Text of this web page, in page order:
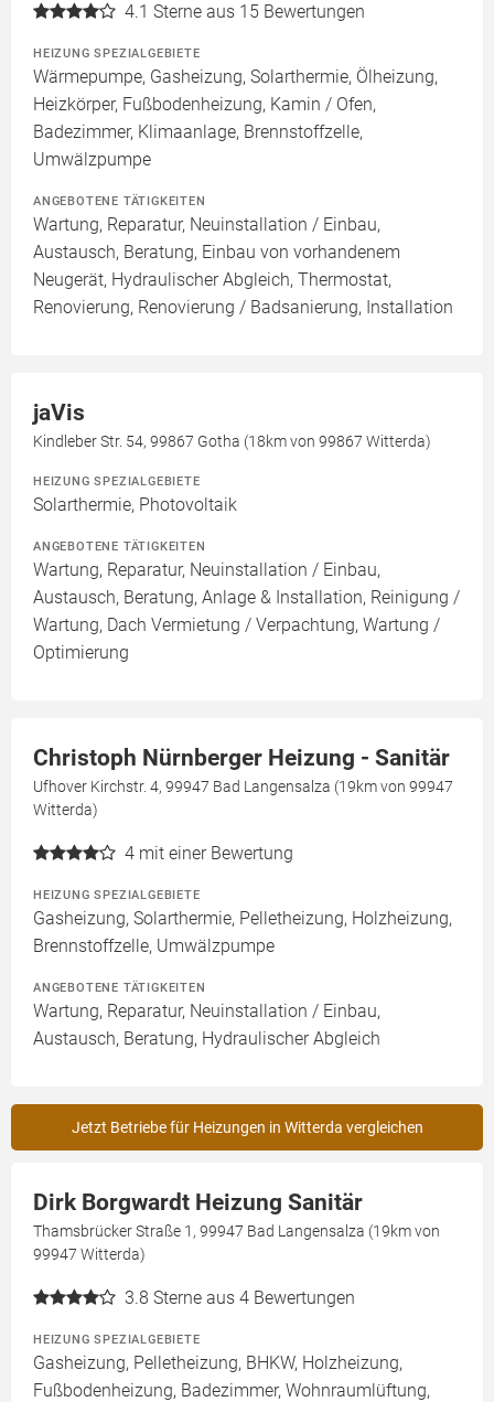
4.1 Sterne aus 15 Bewertungen
HEIZUNG SPEZIALGEBIETE
Wärmepumpe, Gasheizung, Solarthermie, Ölheizung,
Heizkörper, Fußbodenheizung, Kamin / Ofen,
Badezimmer, Klimaanlage, Brennstoffzelle,
Umwälzpumpe
ANGEBOTENE TÄTIGKEITEN
Wartung, Reparatur, Neuinstallation / Einbau,
Austausch, Beratung, Einbau von vorhandenem
Neugerät, Hydraulischer Abgleich, Thermostat,
Renovierung, Renovierung / Badsanierung, Installation
jaVis
Kindleber Str. 54, 99867 Gotha (18km von 99867 Witterda)
HEIZUNG SPEZIALGEBIETE
Solarthermie, Photovoltaik
ANGEBOTENE TÄTIGKEITEN
Wartung, Reparatur, Neuinstallation / Einbau,
Austausch, Beratung, Anlage & Installation, Reinigung /
Wartung, Dach Vermietung / Verpachtung, Wartung /
Optimierung
Christoph Nürnberger Heizung - Sanitär
Ufhover Kirchstr. 4, 99947 Bad Langensalza (19km von 99947
Witterda)
4 mit einer Bewertung
HEIZUNG SPEZIALGEBIETE
Gasheizung, Solarthermie, Pelletheizung, Holzheizung,
Brennstoffzelle, Umwälzpumpe
ANGEBOTENE TÄTIGKEITEN
Wartung, Reparatur, Neuinstallation / Einbau,
Austausch, Beratung, Hydraulischer Abgleich
Jetzt Betriebe für Heizungen in Witterda vergleichen
Dirk Borgwardt Heizung Sanitär
Thamsbrücker Straße 1, 99947 Bad Langensalza (19km von
99947 Witterda)
3.8 Sterne aus 4 Bewertungen
HEIZUNG SPEZIALGEBIETE
Gasheizung, Pelletheizung, BHKW, Holzheizung,
Fußbodenheizung, Badezimmer, Wohnraumlüftung,